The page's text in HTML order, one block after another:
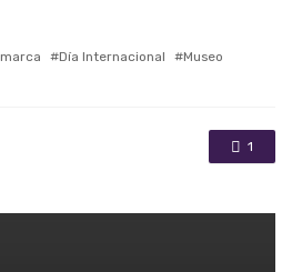
Día Internacional
Museo
1